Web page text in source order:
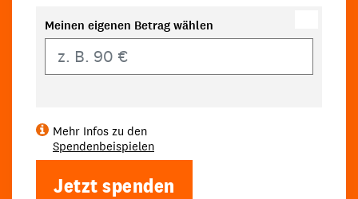
Meinen eigenen Betrag wählen
Mehr Infos zu den
Spendenbeispielen
Jetzt spenden